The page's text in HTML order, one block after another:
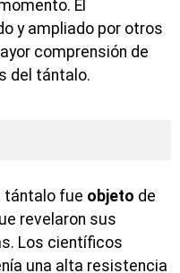
El
y ampliado por otros
comprensión de
del tántalo.
tántalo fue objeto de
revelaron sus
Los científicos
una alta resistencia